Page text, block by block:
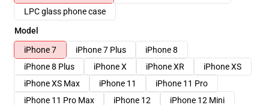
LPC glass phone case
Model
iPhone 7
iPhone 7 Plus
iPhone 8
iPhone 8 Plus
iPhone X iPhone XR
iPhone XS
iPhone XS Max
iPhone 11
iPhone 11 Pro
iPhone 11 Pro Max
iPhone 12
iPhone 12 Mini